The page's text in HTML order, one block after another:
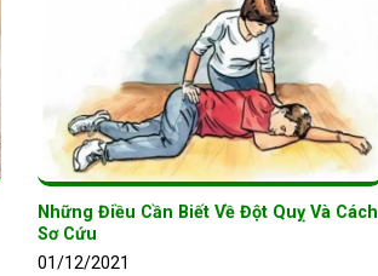
Những Điều Cần Biết Về Đột Quỵ Và Cách
Sơ Cứu
01/12/2021